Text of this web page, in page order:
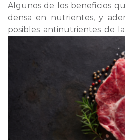
Algunos de los beneficios
densa en nutrientes, y
posibles antinutrientes de